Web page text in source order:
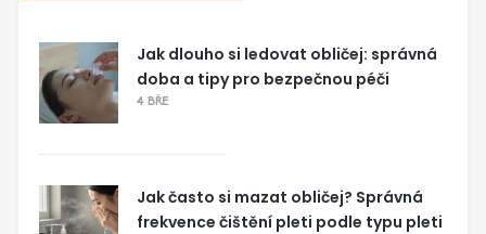
Jak dlouho si ledovat obličej: správná
doba a tipy pro bezpečnou péči
4 BŘE
Jak často si mazat obličej? Správná
frekvence čištění pleti podle typu pleti